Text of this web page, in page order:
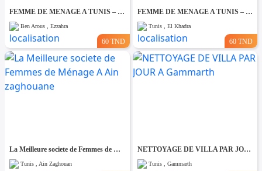
FEMME DE MENAGE A TUNIS – PAR JOUR A Ezzahra
Ben Arous , Ezzahra
60 TND
FEMME DE MENAGE A TUNIS – PAR JOUR A El khadhra
Tunis , El Khadra
60 TND
La Meilleure societe de Femmes de Ménage A Ain zaghouane
Tunis , Ain Zaghouan
NETTOYAGE DE VILLA PAR JOUR A Gammarth
Tunis , Gammarth